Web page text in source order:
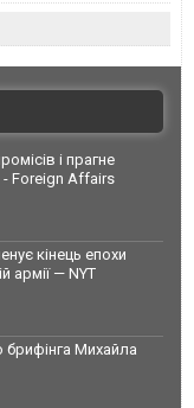
і прагне
- Foreign Affairs
кінець епохи
армії — NYT
брифінга Михайла